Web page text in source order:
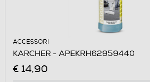
ACCESSORI
KARCHER - APEKRH62959440
€ 14,90